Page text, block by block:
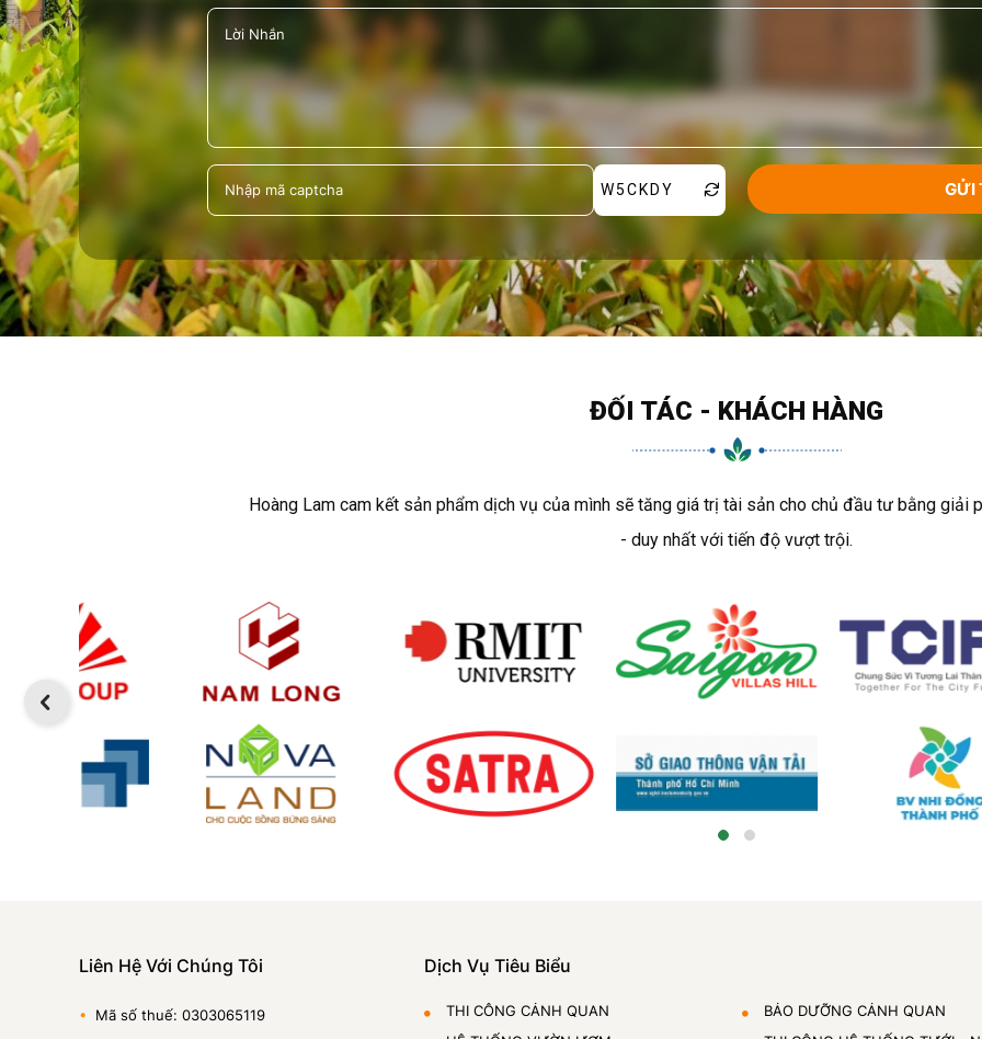
W5CKDY
ĐỐI TÁC - KHÁCH HÀNG
Hoàng Lam cam kết sản phẩm dịch vụ của mình sẽ tăng giá trị tài sản cho chủ đầu tư bằng giải
- duy nhất với tiến độ vượt trội.
Liên Hệ Với Chúng Tôi
• Mã số thuế: 0303065119
Dịch Vụ Tiêu Biểu
THI CÔNG CẢNH QUAN
BẢO DƯỠNG CẢNH QUAN